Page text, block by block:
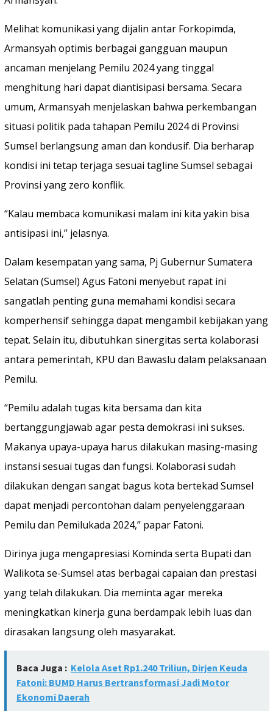
Melihat komunikasi yang dijalin antar Forkopimda,
Armansyah optimis berbagai gangguan maupun
ancaman menjelang Pemilu 2024 yang tinggal
menghitung hari dapat diantisipasi bersama. Secara
umum, Armansyah menjelaskan bahwa perkembangan
situasi politik pada tahapan Pemilu 2024 di Provinsi
Sumsel berlangsung aman dan kondusif. Dia berharap
kondisi ini tetap terjaga sesuai tagline Sumsel sebagai
Provinsi yang zero konflik.
“Kalau membaca komunikasi malam ini kita yakin bisa
antisipasi ini,” jelasnya.
Dalam kesempatan yang sama, Pj Gubernur Sumatera
Selatan (Sumsel) Agus Fatoni menyebut rapat ini
sangatlah penting guna memahami kondisi secara
komperhensif sehingga dapat mengambil kebijakan yang
tepat. Selain itu, dibutuhkan sinergitas serta kolaborasi
antara pemerintah, KPU dan Bawaslu dalam pelaksanaan
Pemilu.
“Pemilu adalah tugas kita bersama dan kita
bertanggungjawab agar pesta demokrasi ini sukses.
Makanya upaya-upaya harus dilakukan masing-masing
instansi sesuai tugas dan fungsi. Kolaborasi sudah
dilakukan dengan sangat bagus kota bertekad Sumsel
dapat menjadi percontohan dalam penyelenggaraan
Pemilu dan Pemilukada 2024,” papar Fatoni.
Dirinya juga mengapresiasi Kominda serta Bupati dan
Walikota se-Sumsel atas berbagai capaian dan prestasi
yang telah dilakukan. Dia meminta agar mereka
meningkatkan kinerja guna berdampak lebih luas dan
dirasakan langsung oleh masyarakat.
Baca Juga : Kelola Aset Rp1.240 Triliun, Dirjen Keuda
Fatoni: BUMD Harus Bertransformasi Jadi Motor
Ekonomi Daerah